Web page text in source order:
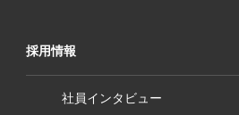
採用情報
社員インタビュー